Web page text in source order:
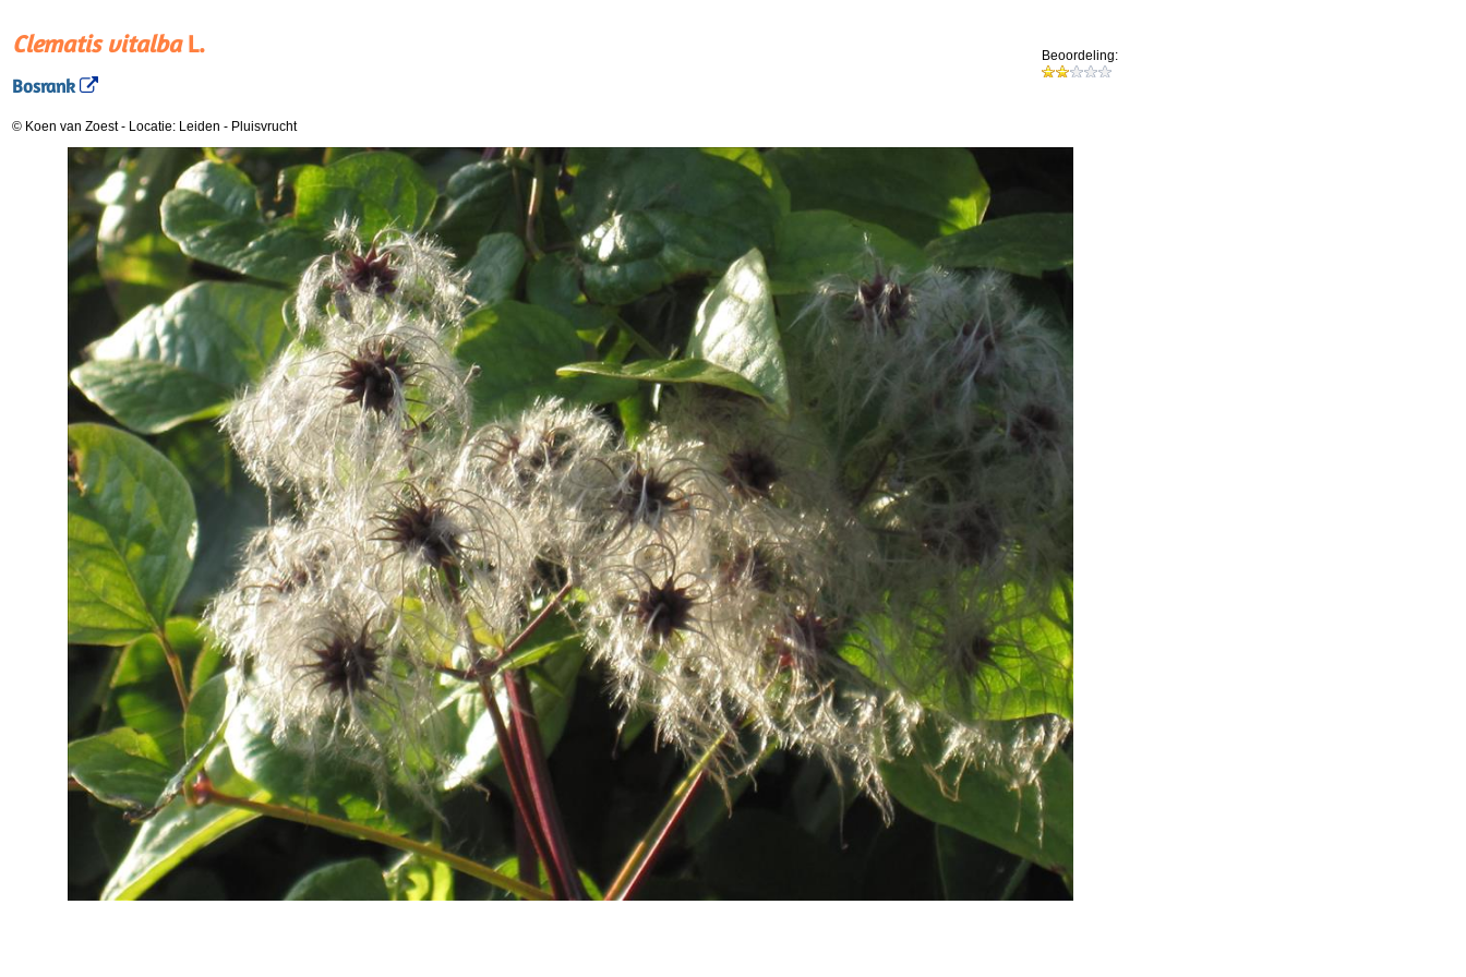
Clematis vitalbaL.
Bosrank
Beoordeling:
© Koen van Zoest- Locatie: Leiden - Pluisvrucht